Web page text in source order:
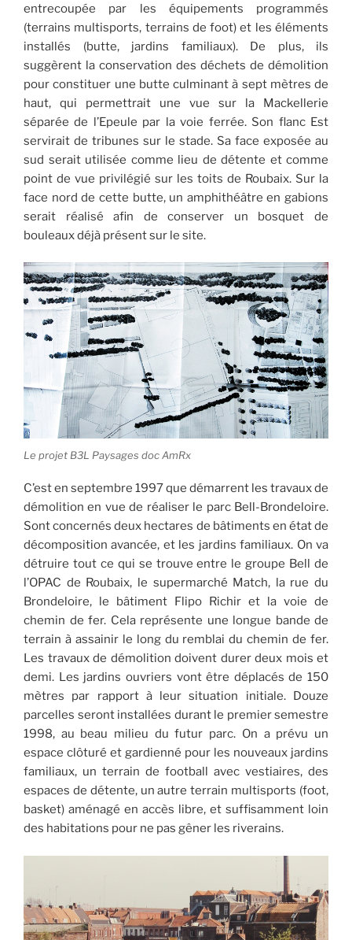
entrecoupée par les équipements programmés
(terrains multisports, terrains de foot) et les éléments
installés (butte, jardins familiaux). De plus, ils
suggèrent la conservation des déchets de démolition
pour constituer une butte culminant à sept mètres de
haut, qui permettrait une vue sur la Mackellerie
séparée de l’Epeule par la voie ferrée. Son flanc Est
servirait de tribunes sur le stade. Sa face exposée au
sud serait utilisée comme lieu de détente et comme
point de vue privilégié sur les toits de Roubaix. Sur la
face nord de cette butte, un amphithéâtre en gabions
serait réalisé afin de conserver un bosquet de
bouleaux déjà présent sur le site.
Le projet B3L Paysages doc AmRx
C’est en septembre 1997 que démarrent les travaux de
démolition en vue de réaliser le parc Bell-Brondeloire.
Sont concernés deux hectares de bâtiments en état de
décomposition avancée, et les jardins familiaux. On va
détruire tout ce qui se trouve entre le groupe Bell de
l’OPAC de Roubaix, le supermarché Match, la rue du
Brondeloire, le bâtiment Flipo Richir et la voie de
chemin de fer. Cela représente une longue bande de
terrain à assainir le long du remblai du chemin de fer.
Les travaux de démolition doivent durer deux mois et
demi. Les jardins ouvriers vont être déplacés de 150
mètres par rapport à leur situation initiale. Douze
parcelles seront installées durant le premier semestre
1998, au beau milieu du futur parc. On a prévu un
espace clôturé et gardienné pour les nouveaux jardins
familiaux, un terrain de football avec vestiaires, des
espaces de détente, un autre terrain multisports (foot,
basket) aménagé en accès libre, et suffisamment loin
des habitations pour ne pas gêner les riverains.